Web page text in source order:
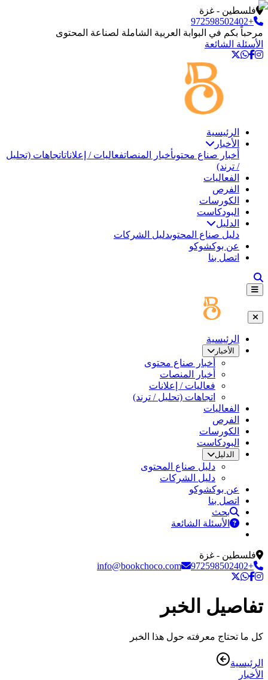
فلسطين - غزة
+972598502402
مرحباً بكم في البوابة العربية الشاملة لصناعة المحتوى
الأسئلة الشائعة
الرئيسية
الأخبار
أخبار صناع محتوىأخبار المنصاتفعاليات / إعلاناتاتجاهات (تحليل
/ ترند)
الفعاليات
الفرص
الكورسات
البودكاست
الدليل
دليل صناع المحتوىدليل الشركات
عن بوكشوكو
اتصل بنا
الرئيسية
الأخبار
أخبار صناع محتوى
أخبار المنصات
فعاليات / إعلانات
اتجاهات (تحليل / ترند)
الفعاليات
الفرص
الكورسات
البودكاست
الدليل
دليل صناع المحتوى
دليل الشركات
عن بوكشوكو
اتصل بنا
بحث
الأسئلة الشائعة
فلسطين - غزة
+972598502402
info@bookchoco.com
تفاصيل الخبر
كل ما تحتاج معرفته حول هذا الخبر
الرئيسية
الأخبار